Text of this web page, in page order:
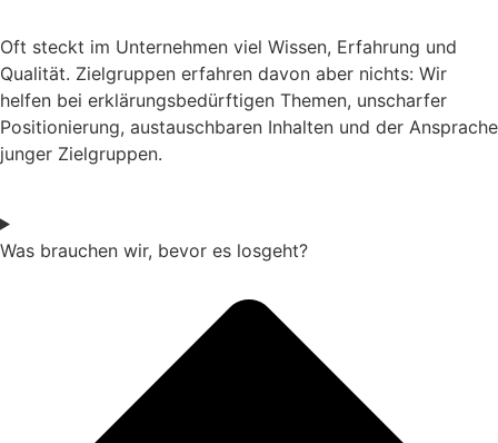
Oft steckt im Unternehmen viel Wissen, Erfahrung und
Qualität. Zielgruppen erfahren davon aber nichts: Wir
helfen bei erklärungsbedürftigen Themen, unscharfer
Positionierung, austauschbaren Inhalten und der Ansprache
junger Zielgruppen.
Was brauchen wir, bevor es losgeht?